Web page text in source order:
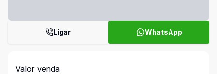
Ligar WhatsApp
Valor venda